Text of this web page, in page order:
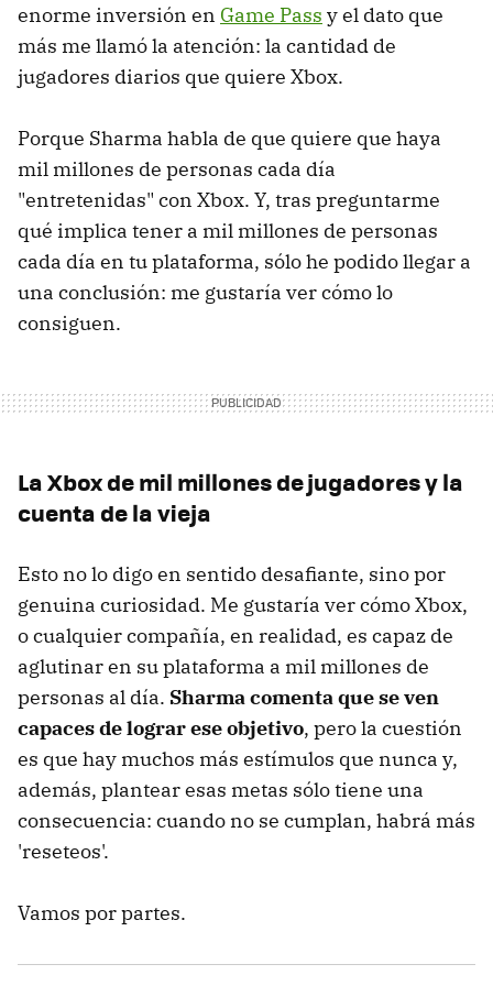
enorme inversión en Game Pass y el dato que
más me llamó la atención: la cantidad de
jugadores diarios que quiere Xbox.
Porque Sharma habla de que quiere que haya
mil millones de personas cada día
"entretenidas" con Xbox. Y, tras preguntarme
qué implica tener a mil millones de personas
cada día en tu plataforma, sólo he podido llegar a
una conclusión: me gustaría ver cómo lo
consiguen.
La Xbox de mil millones de jugadores y la
cuenta de la vieja
Esto no lo digo en sentido desafiante, sino por
genuina curiosidad. Me gustaría ver cómo Xbox,
o cualquier compañía, en realidad, es capaz de
aglutinar en su plataforma a mil millones de
personas al día. Sharma comenta que se ven
capaces de lograr ese objetivo, pero la cuestión
es que hay muchos más estímulos que nunca y,
además, plantear esas metas sólo tiene una
consecuencia: cuando no se cumplan, habrá más
'reseteos'.
Vamos por partes.